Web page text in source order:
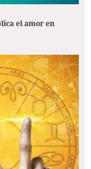
el amor en